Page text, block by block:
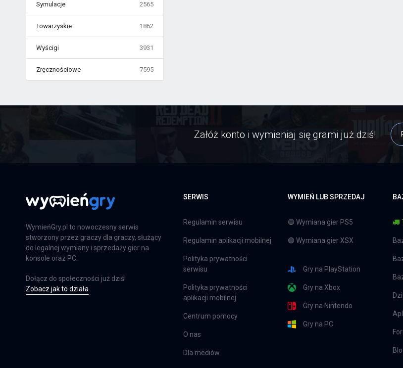
Symulacje 2565
Towarzyskie 1862
Wyścigi 3931
Zręcznościowe 7595
Załóż konto i wymieniaj się grami już dziś!
WymieńGry.pl to nowoczesny serwis
stworzony przez graczy dla graczy, służący
do legalnej wymiany i sprzedaży gier na
konsole oraz PC.
Dołącz do społeczności już dziś!
Zobacz jak to działa
SERWIS
Regulamin serwisu
Regulamin aplikacji mobilnej
Polityka prywatności
serwisu
Polityka prywatności
aplikacji mobilnej
Centrum pomocy
O nas
Dla mediów
WYMIEŃ LUB SPRZEDAJ
🔵 Wymiana gier PS5
🟢 Wymiana gier XSX
Gry na PlayStation
Gry na Xbox
Gry na Nintendo
Gry na PC